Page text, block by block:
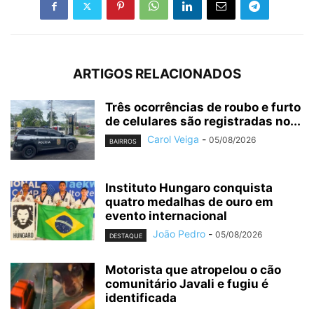
ARTIGOS RELACIONADOS
Três ocorrências de roubo e furto
de celulares são registradas no...
BAIRROS Carol Veiga - 05/08/2026
Instituto Hungaro conquista
quatro medalhas de ouro em
evento internacional
DESTAQUE João Pedro - 05/08/2026
Motorista que atropelou o cão
comunitário Javali e fugiu é
identificada